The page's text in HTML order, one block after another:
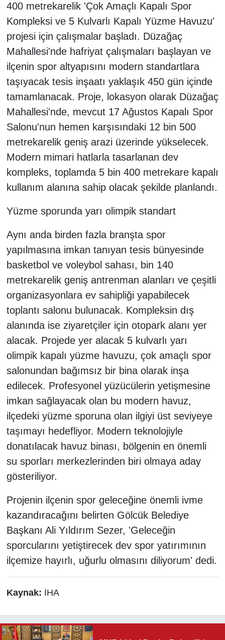
400 metrekarelik 'Çok Amaçlı Kapalı Spor
Kompleksi ve 5 Kulvarlı Kapalı Yüzme Havuzu'
projesi için çalışmalar başladı. Düzağaç
Mahallesi'nde hafriyat çalışmaları başlayan ve
ilçenin spor altyapısını modern standartlara
taşıyacak tesis inşaatı yaklaşık 450 gün içinde
tamamlanacak. Proje, lokasyon olarak Düzağaç
Mahallesi'nde, mevcut 17 Ağustos Kapalı Spor
Salonu'nun hemen karşısındaki 12 bin 500
metrekarelik geniş arazi üzerinde yükselecek.
Modern mimari hatlarla tasarlanan dev
kompleks, toplamda 5 bin 400 metrekare kapalı
kullanım alanına sahip olacak şekilde planlandı.
Yüzme sporunda yarı olimpik standart
Aynı anda birden fazla branşta spor
yapılmasına imkan tanıyan tesis bünyesinde
basketbol ve voleybol sahası, bin 140
metrekarelik geniş antrenman alanları ve çeşitli
organizasyonlara ev sahipliği yapabilecek
toplantı salonu bulunacak. Kompleksin dış
alanında ise ziyaretçiler için otopark alanı yer
alacak. Projede yer alacak 5 kulvarlı yarı
olimpik kapalı yüzme havuzu, çok amaçlı spor
salonundan bağımsız bir bina olarak inşa
edilecek. Profesyonel yüzücülerin yetişmesine
imkan sağlayacak olan bu modern havuz,
ilçedeki yüzme sporuna olan ilgiyi üst seviyeye
taşımayı hedefliyor. Modern teknolojiyle
donatılacak havuz binası, bölgenin en önemli
su sporları merkezlerinden biri olmaya aday
gösteriliyor.
Projenin ilçenin spor geleceğine önemli ivme
kazandıracağını belirten Gölcük Belediye
Başkanı Ali Yıldırım Sezer, 'Geleceğin
sporcularını yetiştirecek dev spor yatırımının
ilçemize hayırlı, uğurlu olmasını diliyorum' dedi.
Kaynak: İHA